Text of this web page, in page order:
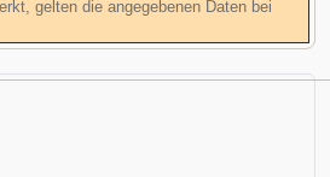
gelten die angegebenen Daten bei